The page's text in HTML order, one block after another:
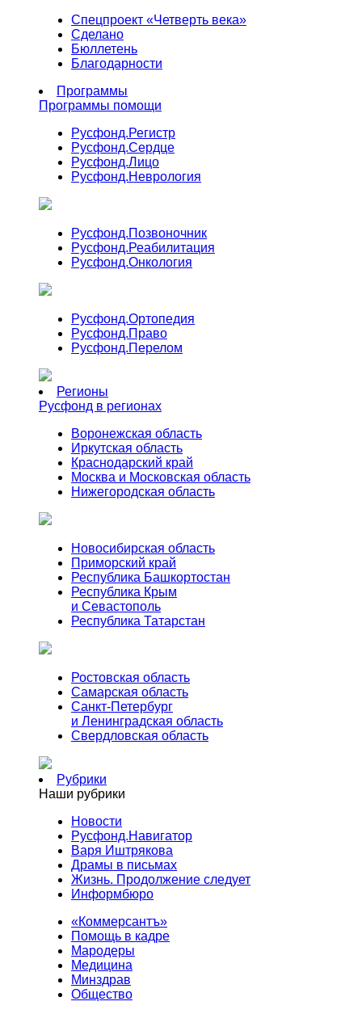
Спецпроект «Четверть века»
Сделано
Бюллетень
Благодарности
Программы
Программы помощи
Русфонд.Регистр
Русфонд.Сердце
Русфонд.Лицо
Русфонд.Неврология
Русфонд.Позвоночник
Русфонд.Реабилитация
Русфонд.Онкология
Русфонд.Ортопедия
Русфонд.Право
Русфонд.Перелом
Регионы
Русфонд в регионах
Воронежская область
Иркутская область
Краснодарский край
Москва и Московская область
Нижегородская область
Новосибирская область
Приморский край
Республика Башкортостан
Республика Крым
и Севастополь
Республика Татарстан
Ростовская область
Самарская область
Санкт-Петербург
и Ленинградская область
Свердловская область
Рубрики
Наши рубрики
Новости
Русфонд.Навигатор
Варя Иштрякова
Драмы в письмах
Жизнь. Продолжение следует
Информбюро
«Коммерсантъ»
Помощь в кадре
Мародеры
Медицина
Минздрав
Общество